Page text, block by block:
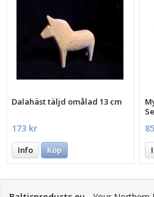
Dalahäst täljd omålad 13 cm
173 kr
Info Köp